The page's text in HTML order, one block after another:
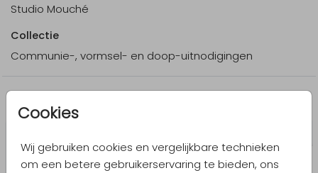
Cookies
Wij gebruiken cookies en vergelijkbare technieken
om een betere gebruikerservaring te bieden, ons
Studio Mouché
Collectie
Communie-, vormsel- en doop-uitnodigingen